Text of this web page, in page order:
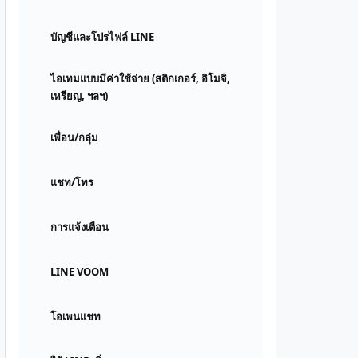
บัญชีและโปรไฟล์ LINE
ไอเทมแบบมีค่าใช้จ่าย (สติกเกอร์, อิโมจิ,
เหรียญ, ฯลฯ)
เพื่อน/กลุ่ม
แชท/โทร
การแจ้งเตือน
LINE VOOM
โอเพนแชท